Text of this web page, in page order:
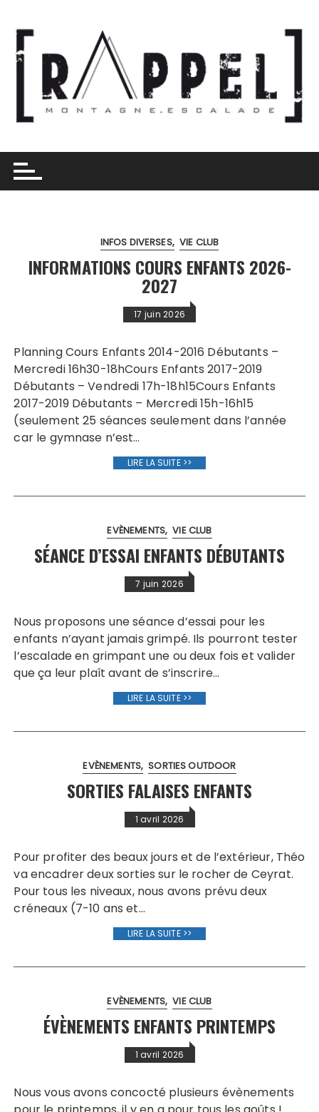
content
INFOS DIVERSES VIE CLUB
INFORMATIONS COURS ENFANTS 2026-
2027
17 juin 2026
Planning Cours Enfants 2014-2016 Débutants –
Mercredi 16h30-18hCours Enfants 2017-2019
Débutants – Vendredi 17h-18h15Cours Enfants
2017-2019 Débutants – Mercredi 15h-16h15
(seulement 25 séances seulement dans l’année
car le gymnase n’est…
LIRE LA SUITE >>
EVÈNEMENTS VIE CLUB
SÉANCE D’ESSAI ENFANTS DÉBUTANTS
7 juin 2026
Nous proposons une séance d’essai pour les
enfants n’ayant jamais grimpé. Ils pourront tester
l’escalade en grimpant une ou deux fois et valider
que ça leur plaît avant de s’inscrire…
LIRE LA SUITE >>
EVÈNEMENTS SORTIES OUTDOOR
SORTIES FALAISES ENFANTS
1 avril 2026
Pour profiter des beaux jours et de l’extérieur, Théo
va encadrer deux sorties sur le rocher de Ceyrat.
Pour tous les niveaux, nous avons prévu deux
créneaux (7-10 ans et…
LIRE LA SUITE >>
EVÈNEMENTS VIE CLUB
ÉVÈNEMENTS ENFANTS PRINTEMPS
1 avril 2026
Nous vous avons concocté plusieurs évènements